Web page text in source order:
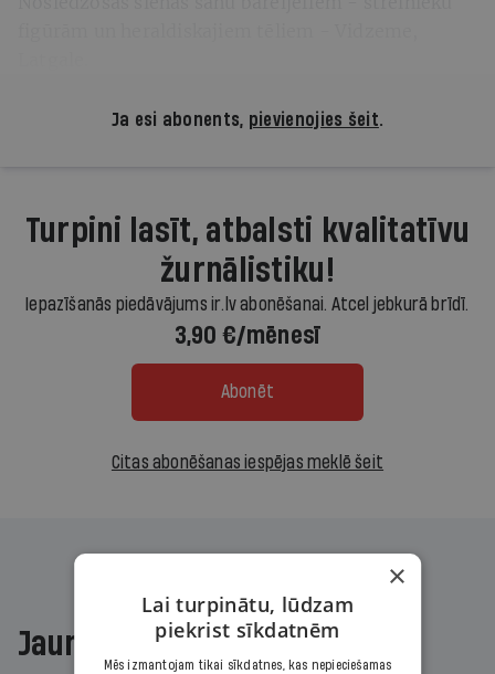
Ja esi abonents, pievienojies šeit.
Turpini lasīt, atbalsti kvalitatīvu
žurnālistiku!
Iepazīšanās piedāvājums ir.lv abonēšanai. Atcel jebkurā brīdī.
3,90 €/mēnesī
Abonēt
Citas abonēšanas iespējas meklē šeit
Jaunākajā žurnālā
×
Lai turpinātu, lūdzam
piekrist sīkdatnēm
Mēs izmantojam tikai sīkdatnes, kas nepieciešamas